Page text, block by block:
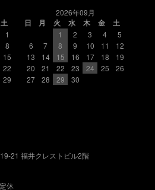
土
1
8
15
22
29
2026年09月
日
月 火 水 木 金
土
1
2 3 4
5
6
7 8 9 10 11
12
13
14 15 16 17 18
19
20
21 22 23 24 25
26
27
28 29 30
21 福井クレストビル2階
休